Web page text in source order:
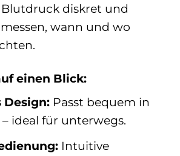
diskret und
wann und wo
einen Blick:
Design:Passt bequem in
– ideal für unterwegs.
Intuitive